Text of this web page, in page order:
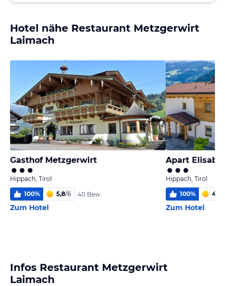
Hotel nähe Restaurant Metzgerwirt
Laimach
Gasthof Metzgerwirt
Hippach, Tirol
100% 5,8/6 40 Bew.
Zum Hotel
Apart
Hippach, Tirol
100% 4,3
Zum Hotel
Infos Restaurant Metzgerwirt
Laimach